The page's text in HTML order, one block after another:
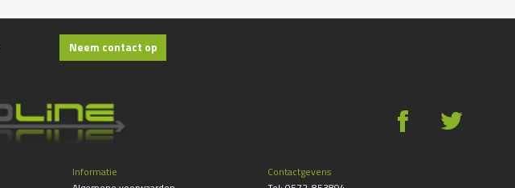
Neem contact op
g *
Informatie
Contactgevens